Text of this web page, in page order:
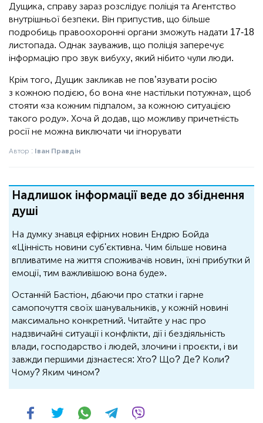
Дущика, справу зараз розслідує поліція та Агентство
внутрішньої безпеки. Він припустив, що більше
подробиць правоохоронні органи зможуть надати 17-18
листопада. Однак зауважив, що поліція заперечує
інформацію про звук вибуху, який нібито чули люди.
Крім того, Дущик закликав не пов’язувати росію
з кожною подією, бо вона «не настільки потужна», щоб
стояти «за кожним підпалом, за кожною ситуацією
такого роду». Хоча й додав, що можливу причетність
росії не можна виключати чи ігнорувати
Автор : Іван Правдін
Надлишок інформації веде до збіднення
душі
На думку знавця ефірних новин Ендрю Бойда
«Цінність новини суб'єктивна. Чим більше новина
впливатиме на життя споживачів новин, їхні прибутки й
емоції, тим важливішою вона буде».
Останній Бастіон, дбаючи про статки і гарне
самопочуття своїх шанувальників, у кожній новині
максимально конкретний. Читайте у нас про
надзвичайні ситуації і конфлікти, дії і бездіяльність
влади, господарство і людей, злочини і проєкти, і ви
завжди першими дізнаєтеся: Хто? Що? Де? Коли?
Чому? Яким чином?